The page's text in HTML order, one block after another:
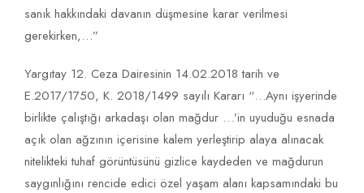
sanık hakkındaki davanın düşmesine karar verilmesi
gerekirken,…”
Yargıtay 12. Ceza Dairesinin 14.02.2018 tarih ve
E.2017/1750, K. 2018/1499 sayılı Kararı “…Aynı işyerinde
birlikte çalıştığı arkadaşı olan mağdur …’in uyuduğu esnada
açık olan ağzının içerisine kalem yerleştirip alaya alınacak
nitelikteki tuhaf görüntüsünü gizlice kaydeden ve mağdurun
saygınlığını rencide edici özel yaşam alanı kapsamındaki bu